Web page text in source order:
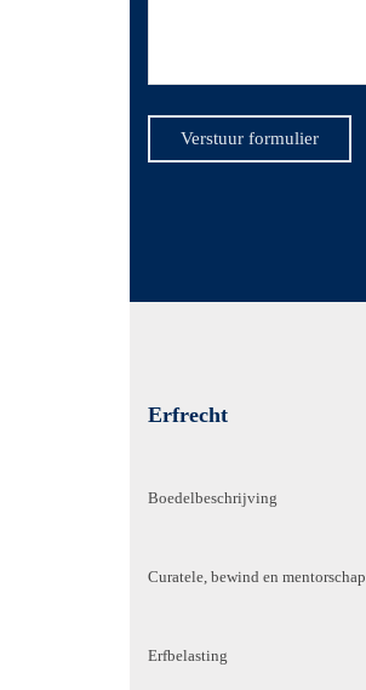
Verstuur formulier
Erfrecht
Boedelbeschrijving
Curatele, bewind en mentorschap
Erfbelasting